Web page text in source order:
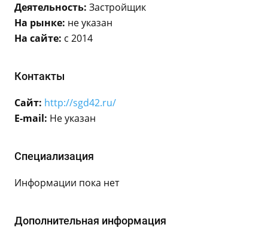
Деятельность: Застройщик
На рынке: не указан
На сайте: с 2014
Контакты
Сайт: http://sgd42.ru/
E-mail: Не указан
Специализация
Информации пока нет
Дополнительная информация